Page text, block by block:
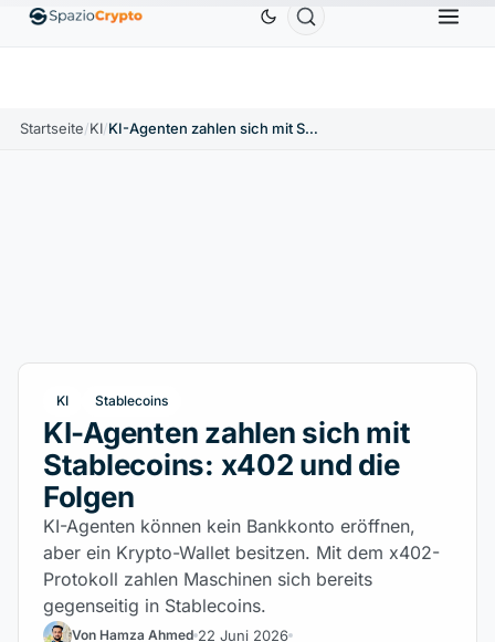
EthereumETH1.880,58 $ TetherUSDT 0,9991 $ BNBBNB
Startseite/KI/ KI-Agenten zahlen sich mit Stablecoins: x402 und die Folgen
KI Stablecoins
KI-Agenten zahlen sich mit
Stablecoins: x402 und die
Folgen
KI-Agenten können kein Bankkonto eröffnen,
aber ein Krypto-Wallet besitzen. Mit dem x402-
Protokoll zahlen Maschinen sich bereits
gegenseitig in Stablecoins.
Von Hamza Ahmed 22 Juni 2026